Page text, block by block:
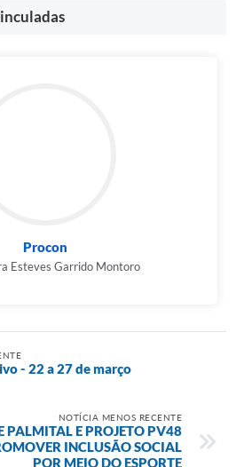
Procon
Esteves Garrido Montoro
- 22 a 27 de março
NOTÍCIA MENOS RECENTE
PALMITAL E PROJETO PV48
INCLUSÃO SOCIAL
POR MEIO DO ESPORTE